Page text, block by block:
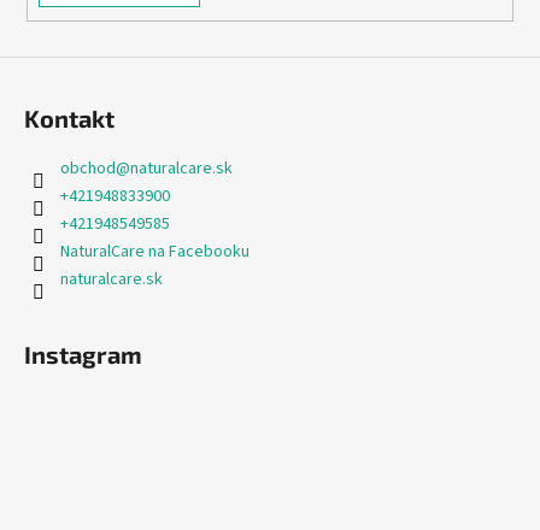
Kontakt
obchod@naturalcare.sk
+421948833900
+421948549585
NaturalCare na Facebooku
naturalcare.sk
Instagram